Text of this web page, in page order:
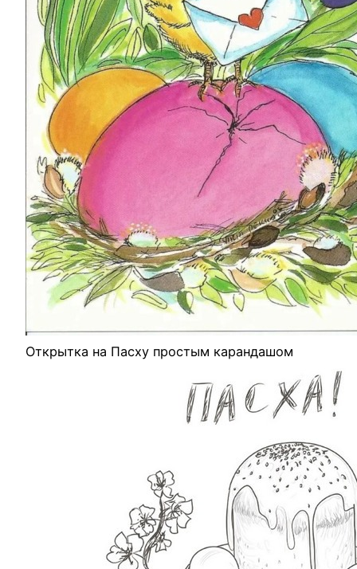
Открытка на Пасху простым карандашом